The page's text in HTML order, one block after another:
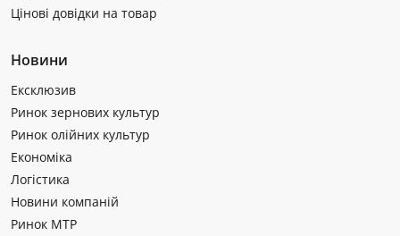
Цінові довідки на товар
Новини
Ексклюзив
Ринок зернових культур
Ринок олійних культур
Економіка
Логістика
Новини компаній
Ринок МТР